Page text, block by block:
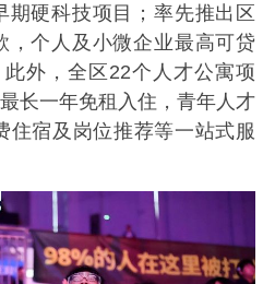
期硬科技项目；率先推出区
，个人及小微企业最高可贷
外，全区22个人才公寓项
长一年免租入住，青年人才
住宿及岗位推荐等一站式服